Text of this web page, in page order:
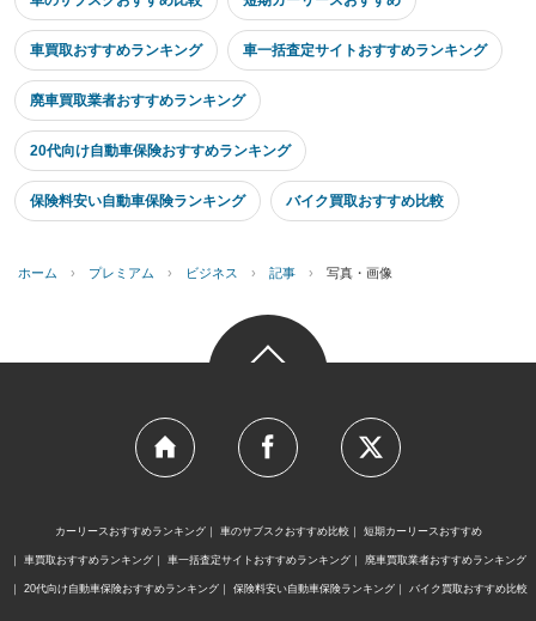
車買取おすすめランキング 車一括査定サイトおすすめランキング
廃車買取業者おすすめランキング
20代向け自動車保険おすすめランキング
保険料安い自動車保険ランキング バイク買取おすすめ比較
ホーム › プレミアム › ビジネス › 記事 › 写真・画像
カーリースおすすめランキング 車のサブスクおすすめ比較 短期カーリースおすすめ
車買取おすすめランキング 車一括査定サイトおすすめランキング 廃車買取業者おすすめランキング
20代向け自動車保険おすすめランキング 保険料安い自動車保険ランキング バイク買取おすすめ比較